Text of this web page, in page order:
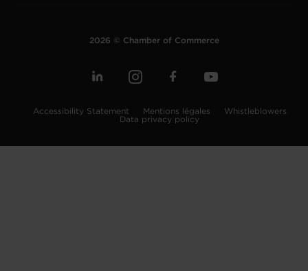
2026 © Chamber of Commerce
Accessibility Statement Mentions légales
Whistleblowers
Data privacy policy